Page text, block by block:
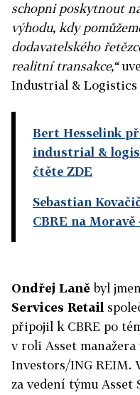
schopni poskytnout
výhodu, kdy
dodavatelského
realitní transakce,“
Industrial & Logistics
Bert Hesselink
industrial &
čtěte ZDE
Sebastian
CBRE na Moravě
Ondřej Laněbyl
Services Retail
připojil k CBRE po
v roli Asset manažera
Investors/ING REIM.
za vedení týmu